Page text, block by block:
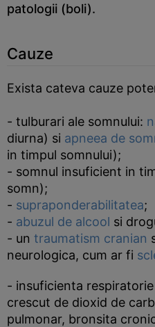
patologii (boli).
Cauze
Exista cateva cauze
- tulburari ale somnului:
diurna) si apneea de
in timpul somnului);
- somnul insuficient in
somn);
- supraponderabilitatea;
- abuzul de alcool si
- un traumatism cranian
neurologica, cum ar fi
- insuficienta
crescut de dioxid de
pulmonar, bronsita